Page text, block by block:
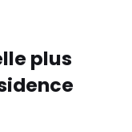
plus